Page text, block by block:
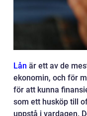
Lån är ett av de
ekonomin, och för
för att kunna
som ett husköp till
uppstå i vardagen.